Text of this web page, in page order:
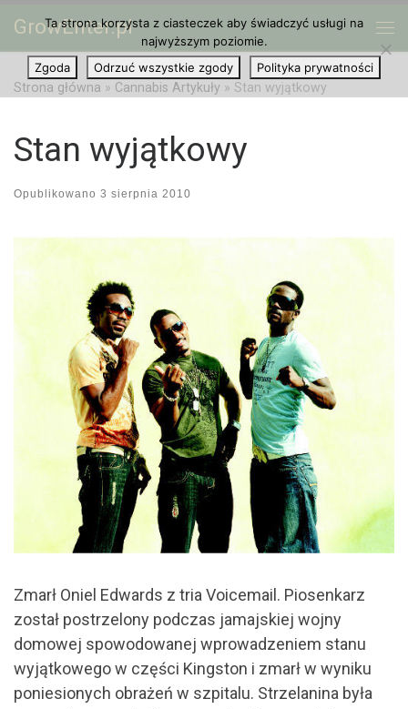
Przejdź do treści
GrowEnter.pl
Strona główna » Cannabis Artykuły » Stan wyjątkowy
Stan wyjątkowy
Opublikowano 3 sierpnia 2010
Zmarł Oniel Edwards z tria Voicemail. Piosenkarz
został postrzelony podczas jamajskiej wojny
domowej spowodowanej wprowadzeniem stanu
wyjątkowego w części Kingston i zmarł w wyniku
poniesionych obrażeń w szpitalu. Strzelanina była
Ta strona korzysta z ciasteczek aby świadczyć usługi na
najwyższym poziomie.
Zgoda
Odrzuć wszystkie zgody Polityka prywatności